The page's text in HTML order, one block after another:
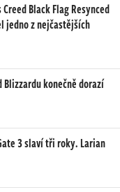
Black Flag Resynced
jedno z nejčastějších
Blizzardu konečně dorazí
3 slaví tři roky. Larian